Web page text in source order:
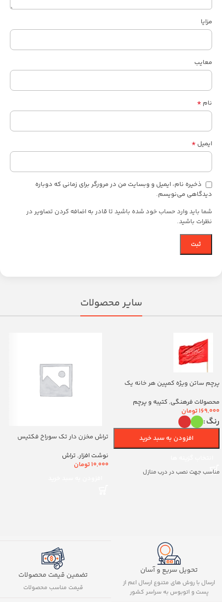
مزایا
معایب
نام *
ایمیل *
ذخیره نام، ایمیل و وبسایت من در مرورگر برای زمانی که دوباره
دیدگاهی می‌نویسم.
شما باید وارد حساب خود شده باشید تا قادر به اضافه کردن تصاویر در
نظرات باشید.
سایر محصولات
پرچم ساتن ویژه کمپین هر خانه یک
(700263)vمحصولات فرهنگی, کتیبه و پرچم
169,000تومان
رنگ
افزودن به سبد خرید
مناسب جهت نصب در درب منازل
تراش مخزن دار تک سوراخ فکتیس
نوشت افزار, تراش
10,000تومان
تحویل سریع و آسان
ارسال با روش های متنوع ارسال اعم از
پست و اتوبوس به سراسر کشور
تضمین قیمت محصولات
قیمت مناسب محصولات